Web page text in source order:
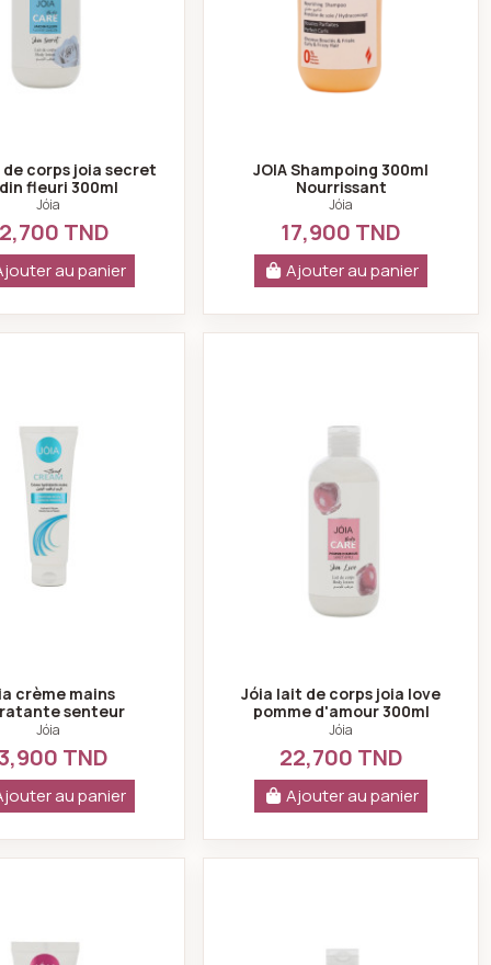
corps joia secret
fleuri 300ml
Jóia
TND
au panier
JOIA Shampoing 300ml
Nourrissant
Jóia
17,900 TND
Ajouter au panier
crème mains
senteur
poudrée 75ml
Jóia
TND
au panier
Jóia lait de corps joia love
pomme d'amour 300ml
Jóia
22,700 TND
Ajouter au panier